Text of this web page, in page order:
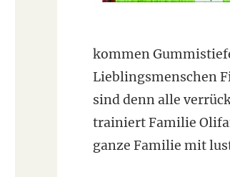
kommen
Lieblingsmenschen
sind denn alle
trainiert Familie
ganze Familie mit